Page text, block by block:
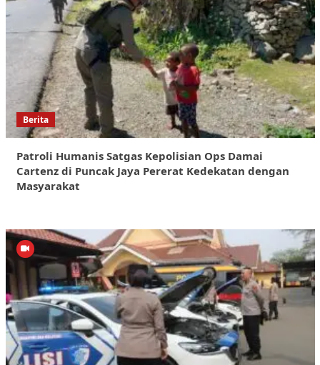
Berita
Patroli Humanis Satgas Kepolisian Ops Damai
Cartenz di Puncak Jaya Pererat Kedekatan dengan
Masyarakat